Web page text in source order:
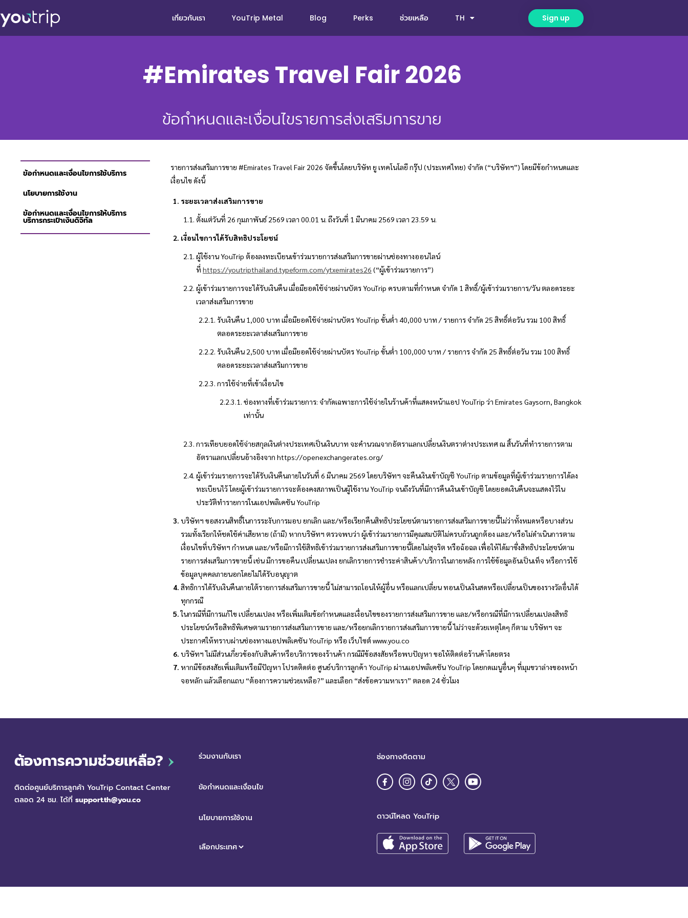
เกี่ยวกับเรา YouTrip Metal Blog Perks ช่วยเหลือ TH Sign up
#Emirates Travel Fair 2026
ข้อกำหนดและเงื่อนไขรายการส่งเสริมการขาย
ข้อกำหนดและเงื่อนไขการใช้บริการ
นโยบายการใช้งาน
ข้อกำหนดและเงื่อนไขการให้บริการ
บริการกระเป๋าเงินดิจิทัล
รายการส่งเสริมการขาย #Emirates Travel Fair 2026 จัดขึ้นโดยบริษัท ยู เทคโนโลยี กรุ๊ป (ประเทศไทย) จำกัด (“บริษัทฯ”) โดยมีข้อกำหนดและ
เงื่อนไข ดังนี้
ระยะเวลาส่งเสริมการขาย
ตั้งแต่วันที่ 26 กุมภาพันธ์ 2569 เวลา 00.01 น. ถึงวันที่ 1 มีนาคม 2569 เวลา 23.59 น.
เงื่อนไขการได้รับสิทธิประโยชน์
ผู้ใช้งาน YouTrip ต้องลงทะเบียนเข้าร่วมรายการส่งเสริมการขายผ่านช่องทางออนไลน์
ที่ https://youtripthailand.typeform.com/ytxemirates26 (“ผู้เข้าร่วมรายการ”)
ผู้เข้าร่วมรายการจะได้รับเงินคืน เมื่อมียอดใช้จ่ายผ่านบัตร YouTrip ครบตามที่กำหนด จำกัด 1 สิทธิ์/ผู้เข้าร่วมรายการ/วัน ตลอดระยะ
เวลาส่งเสริมการขาย
รับเงินคืน 1,000 บาท เมื่อมียอดใช้จ่ายผ่านบัตร YouTrip ขั้นต่ำ 40,000 บาท / รายการ จำกัด 25 สิทธิ์ต่อวัน รวม 100 สิทธิ์
ตลอดระยะเวลาส่งเสริมการขาย
รับเงินคืน 2,500 บาท เมื่อมียอดใช้จ่ายผ่านบัตร YouTrip ขั้นต่ำ 100,000 บาท / รายการ จำกัด 25 สิทธิ์ต่อวัน รวม 100 สิทธิ์
ตลอดระยะเวลาส่งเสริมการขาย
การใช้จ่ายที่เข้าเงื่อนไข
ช่องทางที่เข้าร่วมรายการ: จำกัดเฉพาะการใช้จ่ายในร้านค้าที่แสดงหน้าแอป YouTrip ว่า Emirates Gaysorn, Bangkok
เท่านั้น
การเทียบยอดใช้จ่ายสกุลเงินต่างประเทศเป็นเงินบาท จะคำนวณจากอัตราแลกเปลี่ยนเงินตราต่างประเทศ ณ สิ้นวันที่ทำรายการตาม
อัตราแลกเปลี่ยนอ้างอิงจาก https://openexchangerates.org/
ผู้เข้าร่วมรายการจะได้รับเงินคืนภายในวันที่ 6 มีนาคม 2569 โดยบริษัทฯ จะคืนเงินเข้าบัญชี YouTrip ตามข้อมูลที่ผู้เข้าร่วมรายการได้ลง
ทะเบียนไว้ โดยผู้เข้าร่วมรายการจะต้องคงสภาพเป็นผู้ใช้งาน YouTrip จนถึงวันที่มีการคืนเงินเข้าบัญชี โดยยอดเงินคืนจะแสดงไว้ใน
ประวัติทำรายการในแอปพลิเคชัน YouTrip
บริษัทฯ ขอสงวนสิทธิ์ในการระงับการมอบ ยกเลิก และ/หรือเรียกคืนสิทธิประโยชน์ตามรายการส่งเสริมการขายนี้ไม่ว่าทั้งหมดหรือบางส่วน
รวมทั้งเรียกให้ชดใช้ค่าเสียหาย (ถ้ามี) หากบริษัทฯ ตรวจพบว่า ผู้เข้าร่วมรายการมีคุณสมบัติไม่ครบถ้วนถูกต้อง และ/หรือไม่ดำเนินการตาม
เงื่อนไขที่บริษัทฯ กำหนด และ/หรือมีการใช้สิทธิเข้าร่วมรายการส่งเสริมการขายนี้โดยไม่สุจริต หรือฉ้อฉล เพื่อให้ได้มาซึ่งสิทธิประโยชน์ตาม
รายการส่งเสริมการขายนี้ เช่น มีการขอคืน เปลี่ยนแปลง ยกเลิกรายการชำระค่าสินค้า/บริการในภายหลัง การใช้ข้อมูลอันเป็นเท็จ หรือการใช้
ข้อมูลบุคคลภายนอกโดยไม่ได้รับอนุญาต
สิทธิการได้รับเงินคืนภายใต้รายการส่งเสริมการขายนี้ ไม่สามารถโอนให้ผู้อื่น หรือแลกเปลี่ยน ทอนเป็นเงินสดหรือเปลี่ยนเป็นของรางวัลอื่นได้
ทุกกรณี
ในกรณีที่มีการแก้ไข เปลี่ยนแปลง หรือเพิ่มเติมข้อกำหนดและเงื่อนไขของรายการส่งเสริมการขาย และ/หรือกรณีที่มีการเปลี่ยนแปลงสิทธิ
ประโยชน์หรือสิทธิพิเศษตามรายการส่งเสริมการขาย และ/หรือยกเลิกรายการส่งเสริมการขายนี้ ไม่ว่าจะด้วยเหตุใดๆ ก็ตาม บริษัทฯ จะ
ประกาศให้ทราบผ่านช่องทางแอปพลิเคชัน YouTrip หรือ เว็บไซต์ www.you.co
บริษัทฯ ไม่มีส่วนเกี่ยวข้องกับสินค้าหรือบริการของร้านค้า กรณีมีข้อสงสัยหรือพบปัญหา ขอให้ติดต่อร้านค้าโดยตรง
หากมีข้อสงสัยเพิ่มเติมหรือมีปัญหา โปรดติดต่อ ศูนย์บริการลูกค้า YouTrip ผ่านแอปพลิเคชัน YouTrip โดยกดเมนูอื่นๆ ที่มุมขวาล่างของหน้า
จอหลัก แล้วเลือกแถบ “ต้องการความช่วยเหลือ?” และเลือก “ส่งข้อความหาเรา” ตลอด 24 ชั่วโมง
ต้องการความช่วยเหลือ?
ติดต่อศูนย์บริการลูกค้า YouTrip Contact Center
ตลอด 24 ชม. ได้ที่ support.th@you.co
ร่วมงานกับเรา
ข้อกำหนดและเงื่อนไข
นโยบายการใช้งาน
ช่องทางติดตาม
ดาวน์โหลด YouTrip